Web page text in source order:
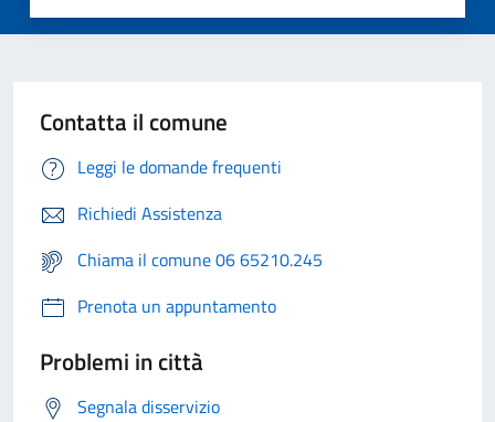
Contatta il comune
Leggi le domande frequenti
Richiedi Assistenza
Chiama il comune 06 65210.245
Prenota un appuntamento
Problemi in città
Segnala disservizio